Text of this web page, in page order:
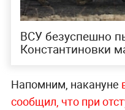
ВСУ безуспешно
Константиновки
Напомним, накануне
сообщил, что при